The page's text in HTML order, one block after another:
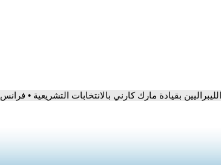
بقيادة مارك كارني بالانتخابات التشريعية • فرانس 24